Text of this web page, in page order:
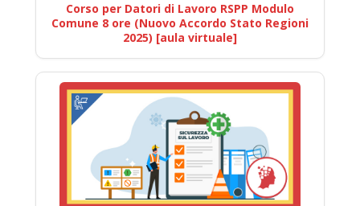
Corso per Datori di Lavoro RSPP Modulo
Comune 8 ore (Nuovo Accordo Stato Regioni
2025) [aula virtuale]